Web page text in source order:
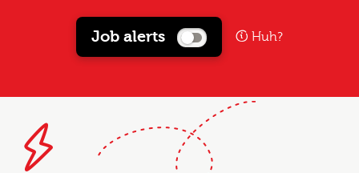
Job alerts Huh?